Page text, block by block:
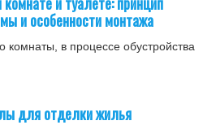
и особенности монтажа
комнаты, в процессе обустройства
для отделки жилья